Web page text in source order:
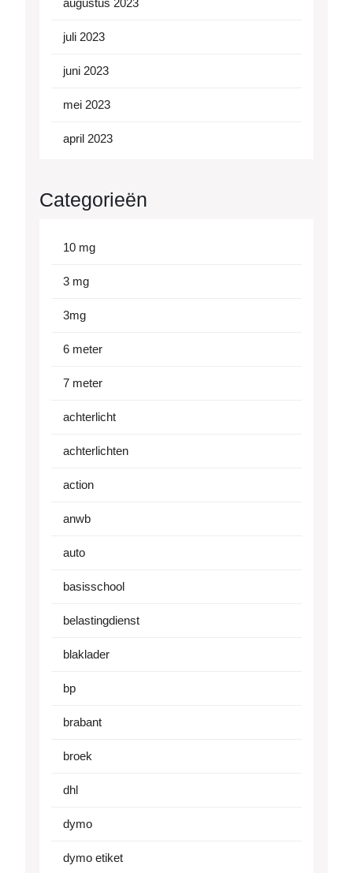
augustus 2023
juli 2023
juni 2023
mei 2023
april 2023
Categorieën
10 mg
3 mg
3mg
6 meter
7 meter
achterlicht
achterlichten
action
anwb
auto
basisschool
belastingdienst
blaklader
bp
brabant
broek
dhl
dymo
dymo etiket